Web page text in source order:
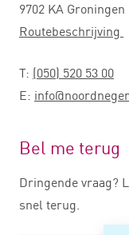
9702 KA Groningen
Routebeschrijving
T: (050) 520 53 00
E:
Bel me terug
Dringende vraag?
snel terug.